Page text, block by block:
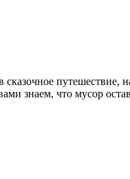
сказочное
знаем, что мусор